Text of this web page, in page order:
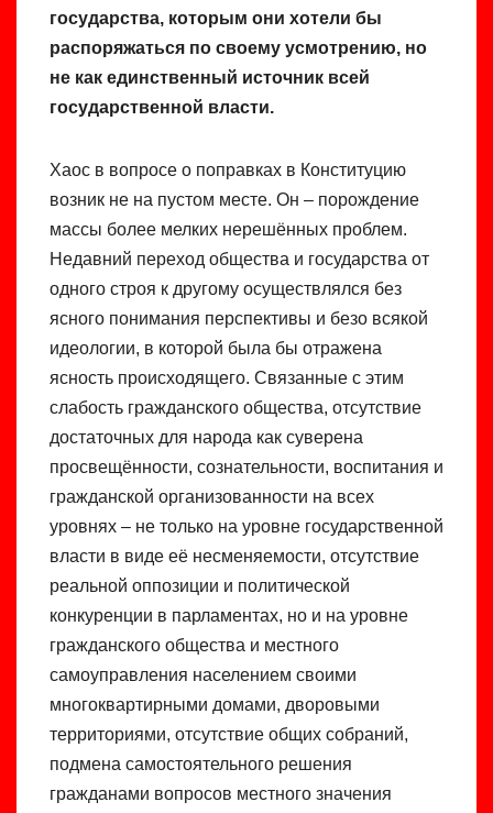
государства, которым они хотели бы
распоряжаться по своему усмотрению, но
не как единственный источник всей
государственной власти.
Хаос в вопросе о поправках в Конституцию
возник не на пустом месте. Он – порождение
массы более мелких нерешённых проблем.
Недавний переход общества и государства от
одного строя к другому осуществлялся без
ясного понимания перспективы и безо всякой
идеологии, в которой была бы отражена
ясность происходящего. Связанные с этим
слабость гражданского общества, отсутствие
достаточных для народа как суверена
просвещённости, сознательности, воспитания и
гражданской организованности на всех
уровнях – не только на уровне государственной
власти в виде её несменяемости, отсутствие
реальной оппозиции и политической
конкуренции в парламентах, но и на уровне
гражданского общества и местного
самоуправления населением своими
многоквартирными домами, дворовыми
территориями, отсутствие общих собраний,
подмена самостоятельного решения
гражданами вопросов местного значения